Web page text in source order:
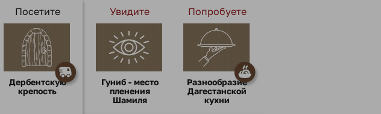
Посетите
Дербентскую
крепость
Увидите
Гуниб - место
пленения
Шамиля
Попробуете
Разнообразие
Дагестанской
кухни